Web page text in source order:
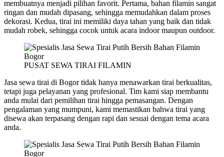
membuatnya menjadi pilihan favorit. Pertama, bahan filamin sangat
ringan dan mudah dipasang, sehingga memudahkan dalam proses
dekorasi. Kedua, tirai ini memiliki daya tahan yang baik dan tidak
mudah robek, sehingga cocok untuk acara indoor maupun outdoor.
PUSAT SEWA TIRAI FILAMIN
Jasa sewa tirai di Bogor tidak hanya menawarkan tirai berkualitas,
tetapi juga pelayanan yang profesional. Tim kami siap membantu
anda mulai dari pemilihan tirai hingga pemasangan. Dengan
pengalaman yang mumpuni, kami memastikan bahwa tirai yang
disewa akan terpasang dengan rapi dan sesuai dengan tema acara
anda.